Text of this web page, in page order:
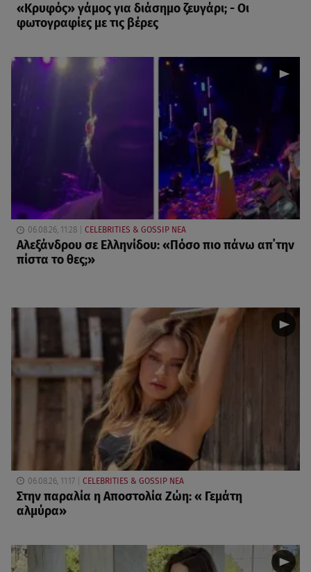
«Κρυφός» γάμος για διάσημο ζευγάρι; - Οι
φωτογραφίες με τις βέρες
06.08.26, 11:28 CELEBRITIES & GOSSIP ΝΕΑ
Αλεξάνδρου σε Ελληνίδου: «Πόσο πιο πάνω απ΄την
πίστα το θες;»
06.08.26, 11:17 CELEBRITIES & GOSSIP ΝΕΑ
Στην παραλία η Αποστολία Ζώη: « Γεμάτη
αλμύρα»